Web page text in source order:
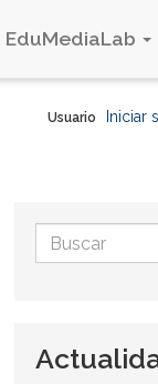
EduMediaLab
Usuario Iniciar
de